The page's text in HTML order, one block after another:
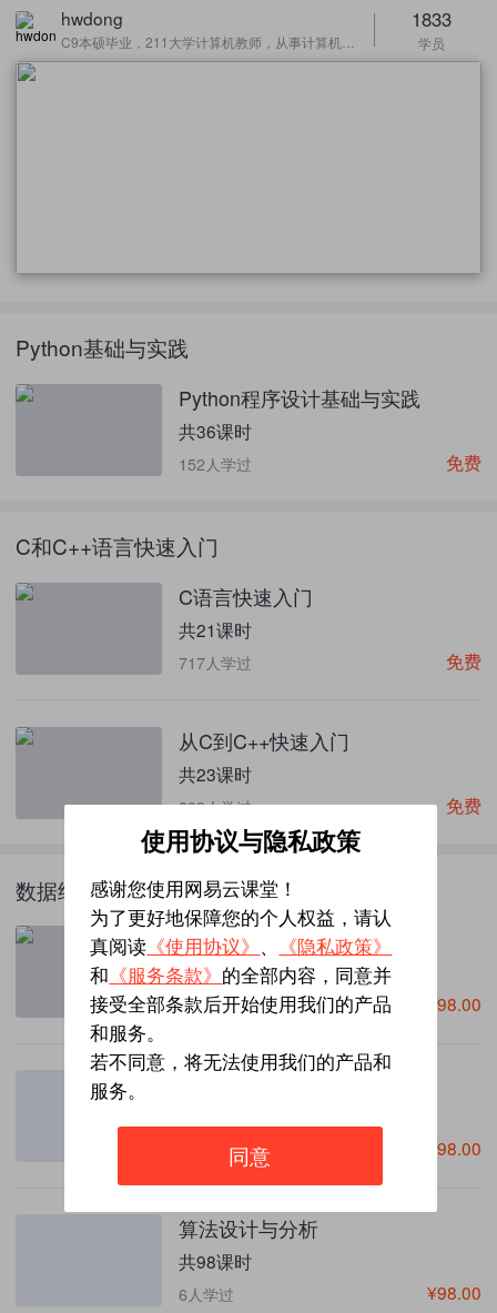
使用协议与隐私政策
感谢您使用网易云课堂！
为了更好地保障您的个人权益，请认
真阅读 《使用协议》 、
《隐私政策》
和 《服务条款》 的全部内容，同意并
接受全部条款后开始使用我们的产品
和服务。
若不同意，将无法使用我们的产品和
服务。
同意
hwdong
C9本硕毕业，211大学计算机教师，从事计算机视觉、机器学习研究等
1833
学员
Python基础与实践
Python程序设计基础与实践
共36课时
152人学过 免费
C和C++语言快速入门
C语言快速入门
共21课时
717人学过 免费
从C到C++快速入门
共23课时
809人学过 免费
数据结构
C++版数据结构（2019）
共185课时
4星 58人学过 ¥298.00
13人学过 ¥298.00
算法设计与分析
共98课时
6人学过 ¥98.00